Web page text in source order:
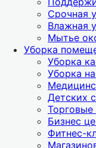
Срочная
Влажная
Мытье
Уборка
Уборка
Уборка
Детских
Торговые
Бизнес
Фитнес-